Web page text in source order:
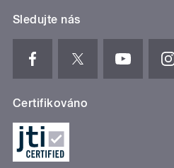
Sledujte nás
Certifikováno